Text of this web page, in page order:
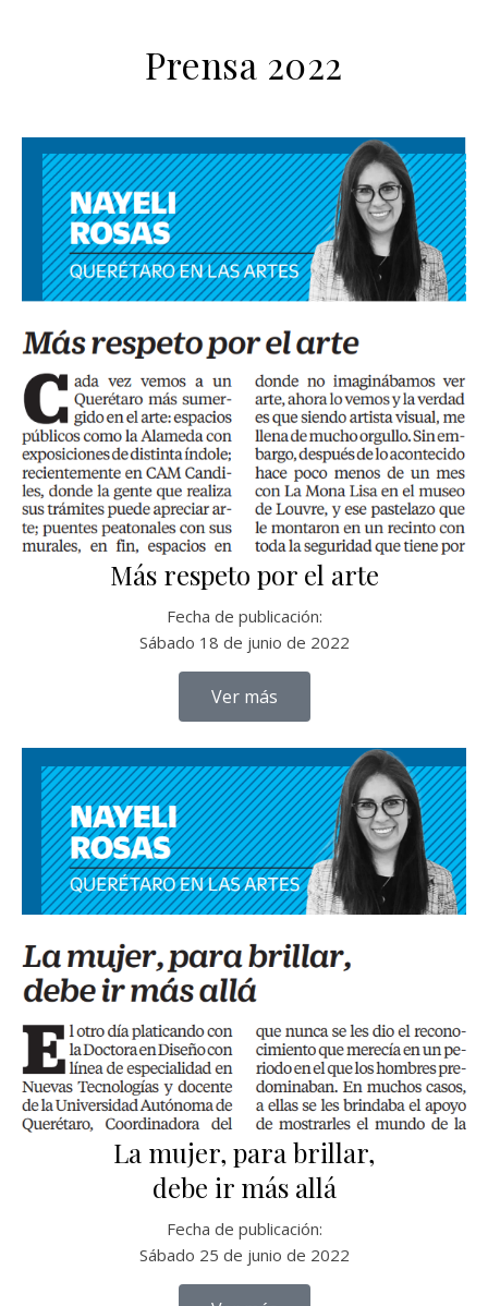
Prensa 2022
Más respeto por el arte
Fecha de publicación:
Sábado 18 de junio de 2022
Ver más
La mujer, para brillar,
debe ir más allá
Fecha de publicación:
Sábado 25 de junio de 2022